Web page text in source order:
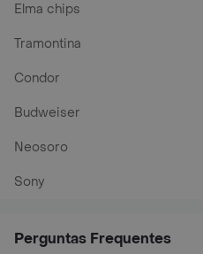
Elma chips
Tramontina
Condor
Budweiser
Neosoro
Sony
Perguntas Frequentes